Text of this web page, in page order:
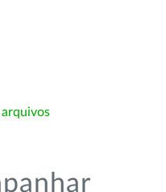
arquivos